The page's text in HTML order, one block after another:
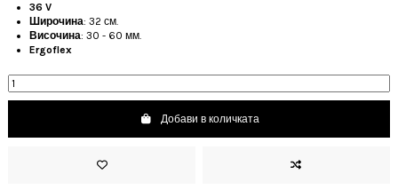
36 V
Широчина: 32 см.
Височина: 30 - 60 мм.
Ergoflex
Добави в количката